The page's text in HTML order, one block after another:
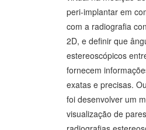
peri-implantar em
com a radiografia
2D, e definir que
estereoscópicos
fornecem
exatas e precisas.
foi desenvolver um
visualização de